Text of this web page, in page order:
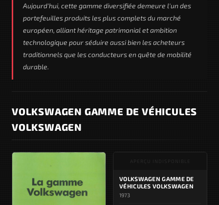
Aujourd'hui, cette gamme diversifiée demeure l'un des
portefeuilles produits les plus complets du marché
européen, alliant héritage patrimonial et ambition
technologique pour séduire aussi bien les acheteurs
traditionnels que les conducteurs en quête de mobilité
durable.
VOLKSWAGEN GAMME DE VÉHICULES
VOLKSWAGEN
APERÇU INDISPONIBLE
VOLKSWAGEN GAMME DE
VÉHICULES VOLKSWAGEN
1973